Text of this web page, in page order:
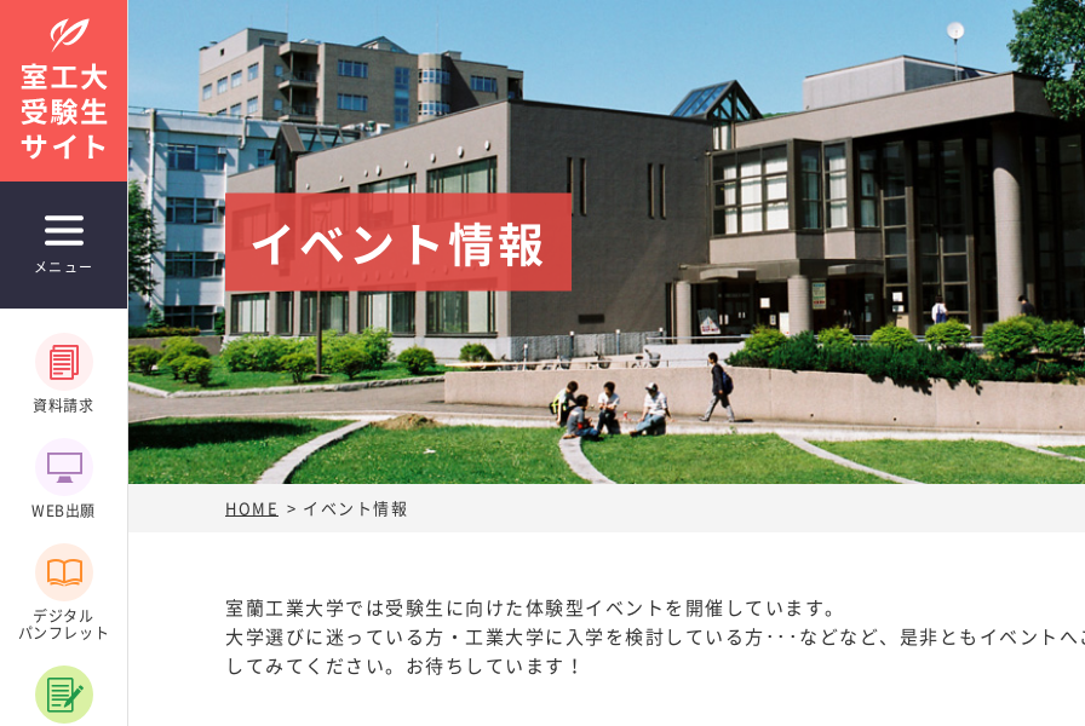
入試情報
学部入試案内
学生募集要項
実施日程
室工大入試「まるわかり相談室」
アドミッション・ポリシー（入学者受入れ方針）
学部入試データ（統計資料）
出身所在地別調
合格者の入試成績
室蘭工業大学を知ろう
大学紹介ムービー
室工大ヒストリア
室工大の特色
理工学部での学び
創造工学科
システム理化学科
メニュー
資料請求
WEB出願
デジタル
パンフレット
イベント情報
HOME イベント情報
室蘭工業大学では受験生に向けた体験型イベントを開催しています。
大学選びに迷っている方・工業大学に入学を検討している方･･･などなど、是非ともイベントへ
してみてください。お待ちしています！